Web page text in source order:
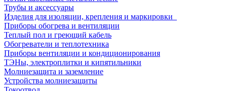
Трубы и аксессуары
Изделия для изоляции, крепления и маркировки
Приборы обогрева и вентиляции
Теплый пол и греющий кабель
Обогреватели и теплотехника
Приборы вентиляции и кондиционирования
ТЭНы, электроплитки и кипятильники
Молниезащита и заземление
Устройства молниезащиты